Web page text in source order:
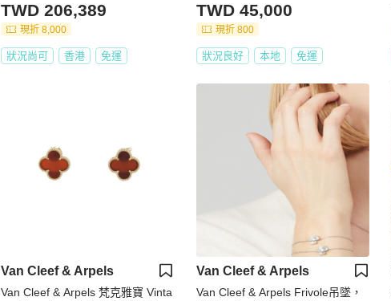
TWD 206,389
現折 8,000
狀況尚可 香港 免運
TWD 45,000
現折 800
狀況良好 本地 免運
Van Cleef & Arpels
Van Cleef & Arpels 梵克雅寶 Vinta
Van Cleef & Arpels
Van Cleef & Arpels Frivole吊墜，